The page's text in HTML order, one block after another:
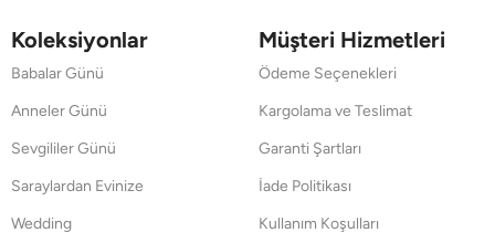
Koleksiyonlar
Babalar Günü
Anneler Günü
Sevgililer Günü
Saraylardan Evinize
Wedding
Müşteri Hizmetleri
Ödeme Seçenekleri
Kargolama ve Teslimat
Garanti Şartları
İade Politikası
Kullanım Koşulları